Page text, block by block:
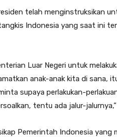
telah menginstruksikan
Indonesia yang saat ini
Luar Negeri untuk
anak-anak kita di sana,
supaya perlakukan-
tentu ada jalur-
Pemerintah Indonesia yang